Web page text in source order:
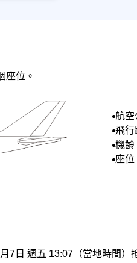
座位。
航空
空
飛行
里
機齡
座位
日 週五 13:07（當地時間）